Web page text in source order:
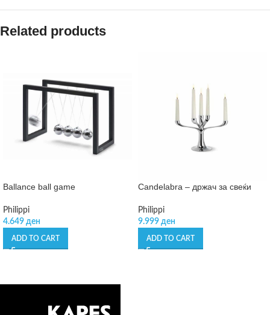
Related products
Ballance ball game
Philippi
4.649 ден
ADD TO CART
Candelabra – држач за свеќи
Philippi
9.999 ден
ADD TO CART